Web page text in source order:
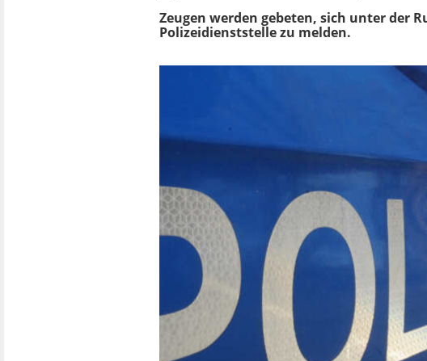
Zeugen werden gebeten, sich unter der
Polizeidienststelle zu melden.